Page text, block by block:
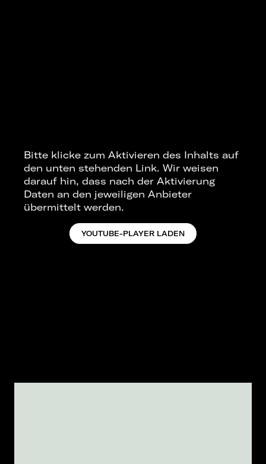
Bitte klicke zum Aktivieren des Inhalts auf
den unten stehenden Link. Wir weisen
darauf hin, dass nach der Aktivierung
Daten an den jeweiligen Anbieter
übermittelt werden.
YOUTUBE-PLAYER LADEN